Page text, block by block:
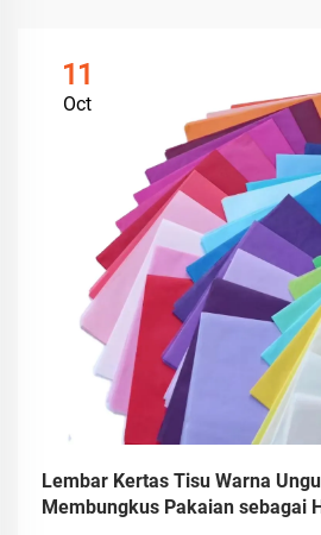
11
Oct
Lembar Kertas Tisu Warna
Membungkus Pakaian sebagai